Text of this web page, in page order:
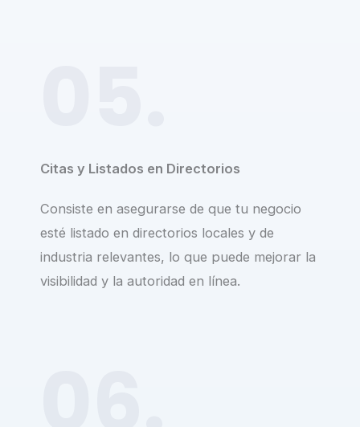
Citas y Listados en Directorios
Consiste en asegurarse de que tu negocio
esté listado en directorios locales y de
industria relevantes, lo que puede mejorar la
visibilidad y la autoridad en línea.